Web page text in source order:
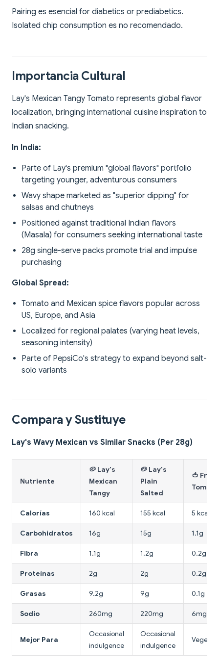
Pairing es esencial for diabetics or prediabetics.
Isolated chip consumption es no recomendado.
Importancia Cultural
Lay's Mexican Tangy Tomato represents global flavor
localization, bringing international cuisine inspiration to
Indian snacking.
In India:
Parte of Lay's premium "global flavors" portfolio
targeting younger, adventurous consumers
Wavy shape marketed as "superior dipping" for
salsas and chutneys
Positioned against traditional Indian flavors
(Masala) for consumers seeking international taste
28g single-serve packs promote trial and impulse
purchasing
Global Spread:
Tomato and Mexican spice flavors popular across
US, Europe, and Asia
Localized for regional palates (varying heat levels,
seasoning intensity)
Parte of PepsiCo's strategy to expand beyond salt-
solo variants
Compara y Sustituye
Lay's Wavy Mexican vs Similar Snacks (Per 28g)
Nutriente
🥔 Lay's
Mexican
Tangy
🥔 Lay's
Plain
Salted
🍅
Tomato
Calorías 160 kcal 155 kcal 5 kcal
Carbohidratos 16g 15g 1.1g
Fibra 1.1g 1.2g 0.2g
Proteínas 2g 2g 0.2g
Grasas 9.2g 9g 0.1g
Sodio 260mg 220mg 6mg
Mejor Para
Occasional
indulgence
Occasional
indulgence